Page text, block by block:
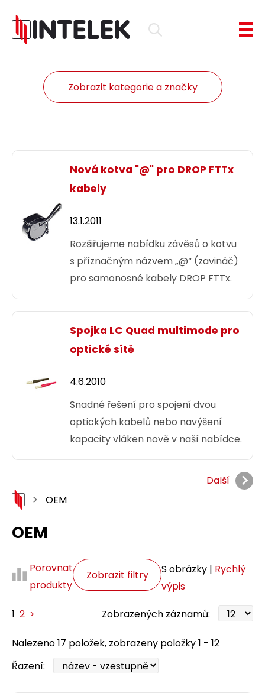
Zobrazit kategorie a značky
Nová kotva "@" pro DROP FTTx
kabely
13.1.2011
Rozšiřujeme nabídku závěsů o kotvu
s příznačným názvem „@“ (zavináč)
pro samonosné kabely DROP FTTx.
Spojka LC Quad multimode pro
optické sítě
4.6.2010
Snadné řešení pro spojení dvou
optických kabelů nebo navýšení
kapacity vláken nově v naší nabídce.
Další
OEM
OEM
Porovnat
produkty
Zobrazit filtry S obrázky | Rychlý
výpis
1 2 > Zobrazených záznamů:
Nalezeno 17 položek, zobrazeny položky 1 - 12
Řazení: